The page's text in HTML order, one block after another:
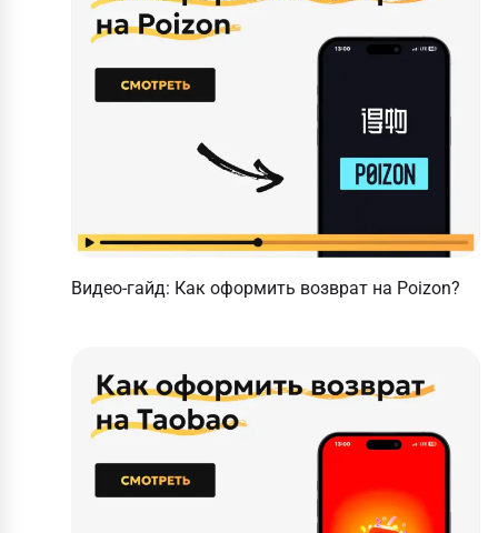
Видео-гайд: Как оформить возврат на Poizon?